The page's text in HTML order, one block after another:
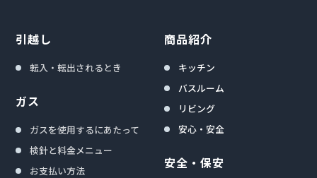
引越し
転入・転出されるとき
ガス
ガスを使用するにあたって
検針と料金メニュー
お支払い方法
商品紹介
キッチン
バスルーム
リビング
安心・安全
安全・保安